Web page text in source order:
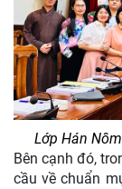
Lớp Hán
Bên cạnh đó,
cầu về chuẩn